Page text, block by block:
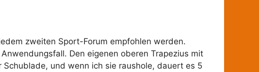
zweiten Sport-Forum empfohlen werden.
Den eigenen oberen Trapezius mit
und wenn ich sie raushole, dauert es 5